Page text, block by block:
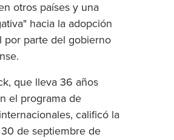
otros países y una
hacia la adopción
por parte del gobierno
que lleva 36 años
el programa de
calificó la
de septiembre de